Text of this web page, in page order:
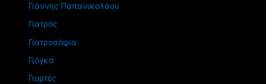
Γιάννης Παπανικολάου
Γιατρός
Γιατροσόφια
Γιόγκα
Γιορτές